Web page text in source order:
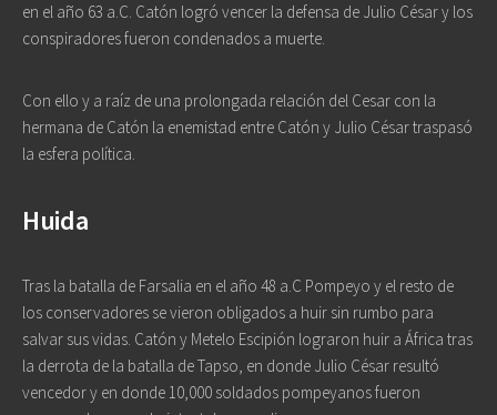
en el año 63 a.C. Catón logró vencer la defensa de Julio César y los
conspiradores fueron condenados a muerte.
Con ello y a raíz de una prolongada relación del Cesar con la
hermana de Catón la enemistad entre Catón y Julio César traspasó
la esfera política.
Huida
Tras la batalla de Farsalia en el año 48 a.C Pompeyo y el resto de
los conservadores se vieron obligados a huir sin rumbo para
salvar sus vidas. Catón y Metelo Escipión lograron huir a África tras
la derrota de la batalla de Tapso, en donde Julio César resultó
vencedor y en donde 10,000 soldados pompeyanos fueron